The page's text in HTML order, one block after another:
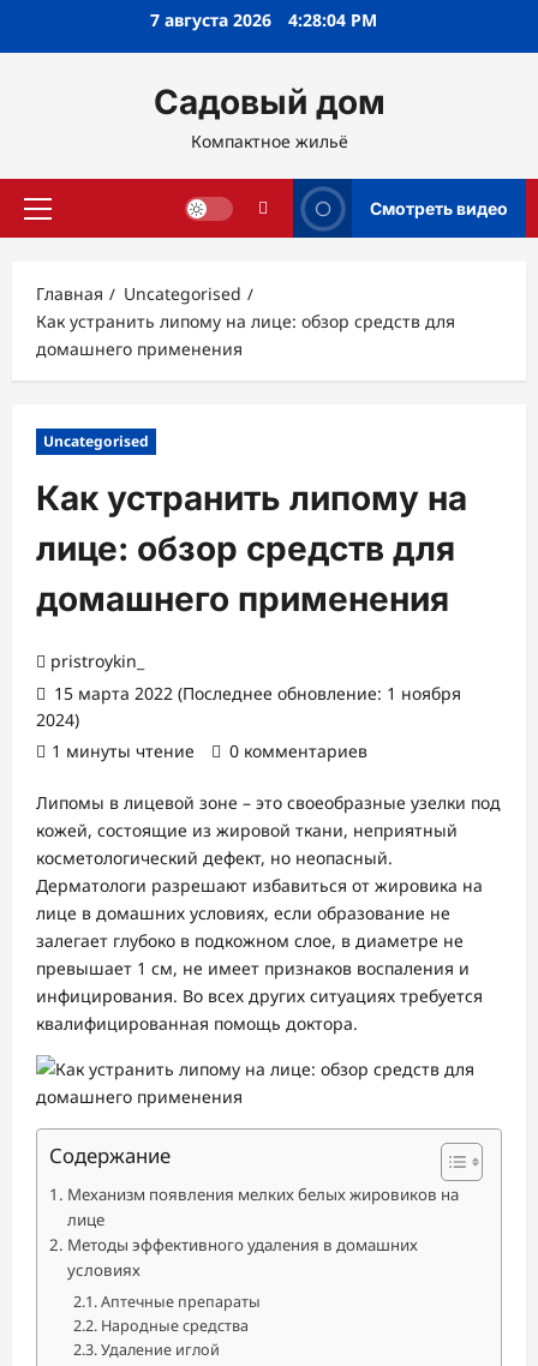
7 августа 2026 4:28:05 PM
Садовый дом
Компактное жильё
Основное
Смотреть видео
Главная
Uncategorised
Как устранить липому на лице: обзор средств для
домашнего применения
Uncategorised
Как устранить липому на
лице: обзор средств для
домашнего применения
pristroykin_
15 марта 2022 (Последнее обновление: 1 ноября
2024)
1 минуты чтение
0 комментариев
Липомы в лицевой зоне – это своеобразные узелки под
кожей, состоящие из жировой ткани, неприятный
косметологический дефект, но неопасный.
Дерматологи разрешают избавиться от жировика на
лице в домашних условиях, если образование не
залегает глубоко в подкожном слое, в диаметре не
превышает 1 см, не имеет признаков воспаления и
инфицирования. Во всех других ситуациях требуется
квалифицированная помощь доктора.
Содержание
Механизм появления мелких белых жировиков на
лице
Методы эффективного удаления в домашних
условиях
Аптечные препараты
Народные средства
Удаление иглой